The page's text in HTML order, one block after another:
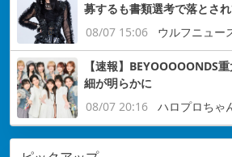
募するも書類選考で落とさ
08/07 15:06
ウルフニュー
【速報】BEYOOOOONDS
細が明らかに
08/07 20:16
ハロプロちゃ